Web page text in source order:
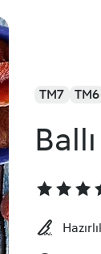
TM7 TM6